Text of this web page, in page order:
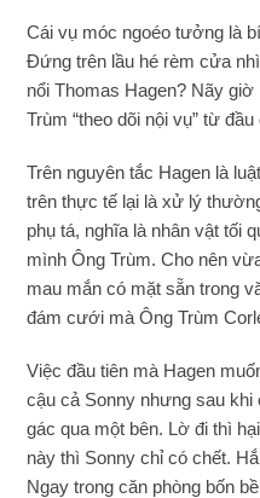
Cái vụ móc ngoéo tưởng là
Đứng trên lầu hé rèm cửa
nổi Thomas Hagen? Nãy
Trùm “theo dõi nội vụ” từ đầu
Trên nguyên tắc Hagen là
trên thực tế lại là xử lý
phụ tá, nghĩa là nhân vật tối
mình Ông Trùm. Cho nên
mau mắn có mặt sẵn trong
đám cưới mà Ông Trùm
Việc đầu tiên mà Hagen
cậu cả Sonny nhưng sau khi
gác qua một bên. Lờ đi thì
này thì Sonny chỉ có chết.
Ngay trong căn phòng bốn